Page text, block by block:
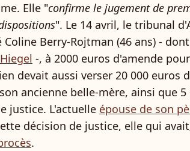
Elle "confirme le jugement de
". Le 14 avril, le tribunal
Coline Berry-Rojtman (46 ans) -
-, à 2000 euros d'amende
devait aussi verser 20 000 euros
ancienne belle-mère, ainsi que
justice. L'actuelle épouse de son
décision de justice, elle qui avait
.